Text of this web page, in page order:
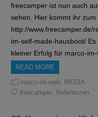
freecamper ist nun auch
sehen. Hier kommt ihr
http://www.freecamper.de/
im-self-made-hausboot/
kleiner Erfolg für marco-
READ MORE
marco-im-web
MEDIA
freecamper
Referenzen